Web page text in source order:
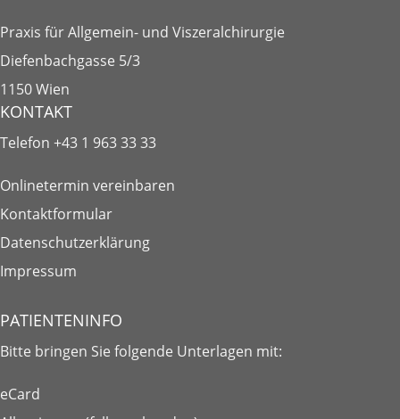
Praxis für Allgemein- und Viszeralchirurgie
Diefenbachgasse 5/3
1150 Wien
KONTAKT
Telefon +43 1 963 33 33
Onlinetermin vereinbaren
Kontaktformular
Datenschutzerklärung
Impressum
PATIENTENINFO
Bitte bringen Sie folgende Unterlagen mit:
eCard